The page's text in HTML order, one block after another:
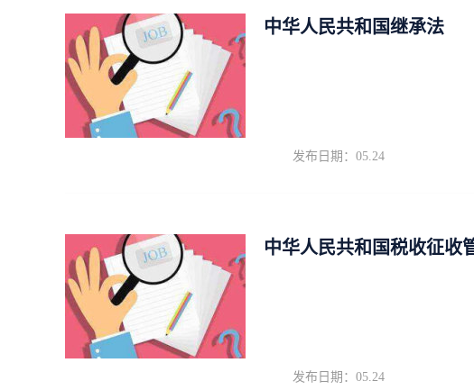
中华人民共和国继承法
发布日期：05.24
中华人民共和国税收征收
发布日期：05.24